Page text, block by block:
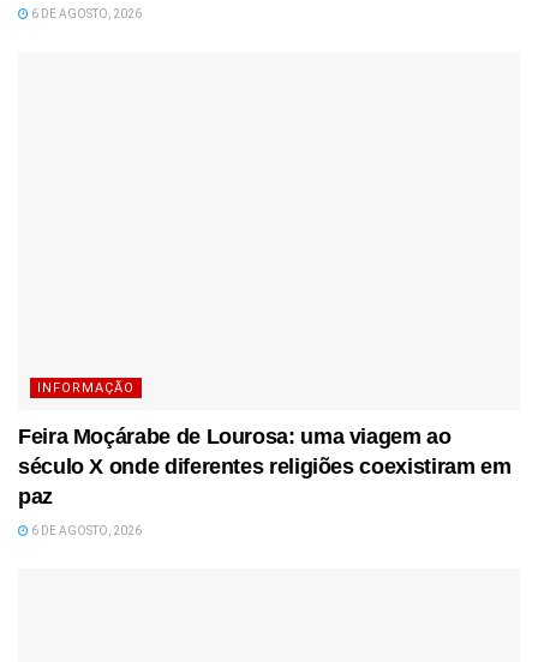
6 DE AGOSTO, 2026
INFORMAÇÃO
Feira Moçárabe de Lourosa: uma viagem ao
século X onde diferentes religiões coexistiram em
paz
6 DE AGOSTO, 2026